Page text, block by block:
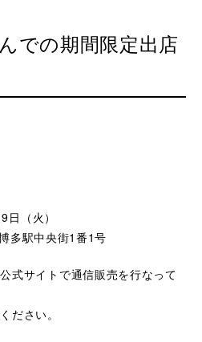
での期間限定出店
（火）
多駅中央街1番1号
式サイトで通信販売を行なって
ださい。